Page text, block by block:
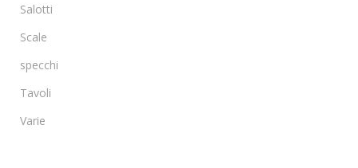
Salotti
Scale
specchi
Tavoli
Varie